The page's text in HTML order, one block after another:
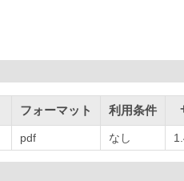
フォーマット 利用条件
pdf なし